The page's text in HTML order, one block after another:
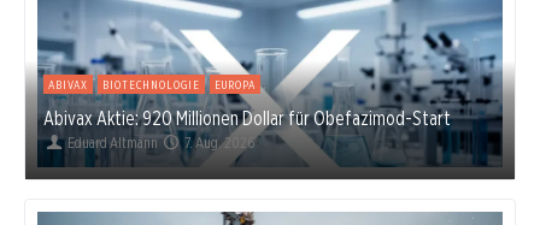
ABIVAX BIOTECHNOLOGIE EUROPA
Abivax Aktie: 920 Millionen Dollar für Obefazimod-Start
Eduard Altmann 7. Aug. 2026